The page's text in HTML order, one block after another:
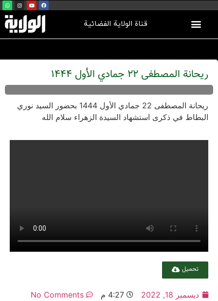
قناة الولاية الفضائية
ریحانة المصطفی 22 جمادي الأول 1444
ریحانة المصطفی 22 جمادي الأول 1444 بحضور السید نوري
البطاط في ذکری استشهاد السیدة الزهراء سلام الله
تحميل
ديسمبر 18, 2022 4:27 م
No Comments